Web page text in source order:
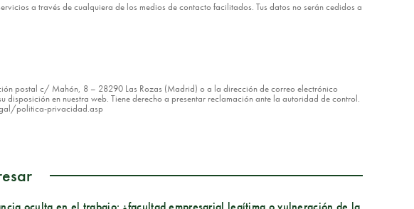
a través de cualquiera de los medios de contacto facilitados. Tus datos no serán cedidos a
postal c/ Mahón, 8 – 28290 Las Rozas (Madrid) o a la dirección de correo electrónico
en nuestra web. Tiene derecho a presentar reclamación ante la autoridad de control.
politica-privacidad.asp